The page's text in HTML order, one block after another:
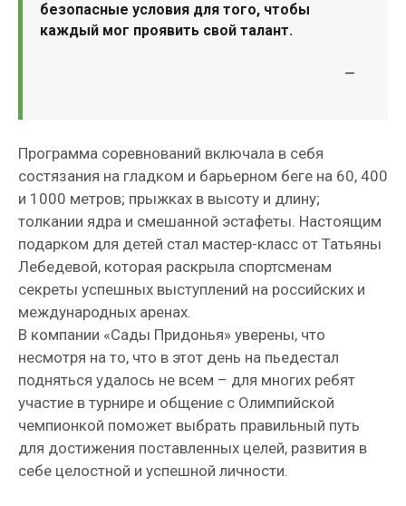
безопасные условия для того, чтобы
каждый мог проявить свой талант.
—
Программа соревнований включала в себя
состязания на гладком и барьерном беге на 60, 400
и 1000 метров; прыжках в высоту и длину;
толкании ядра и смешанной эстафеты. Настоящим
подарком для детей стал мастер-класс от Татьяны
Лебедевой, которая раскрыла спортсменам
секреты успешных выступлений на российских и
международных аренах.
В компании «Сады Придонья» уверены, что
несмотря на то, что в этот день на пьедестал
подняться удалось не всем – для многих ребят
участие в турнире и общение с Олимпийской
чемпионкой поможет выбрать правильный путь
для достижения поставленных целей, развития в
себе целостной и успешной личности.